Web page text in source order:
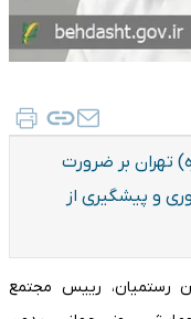
تهران بر ضرورت
و پیشگیری از
رستمیان، رییس مجتمع